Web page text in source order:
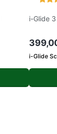
i-Glide
i-Glide